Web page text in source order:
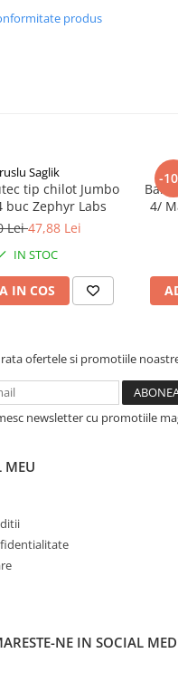
produs
Saglik
tip chilot Jumbo
buc Zephyr Labs
Lei47,88 Lei
IN STOC
IN COS
-
4/
ofertele si promotiile
newsletter cu promotiile
MEU
NE IN SOCIAL